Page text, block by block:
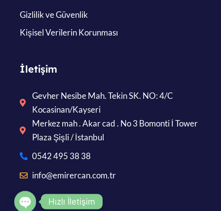
Gizlilik ve Güvenlik
Kişisel Verilerin Korunması
İletişim
Gevher Nesibe Mah. Tekin SK. NO: 4/C
Kocasinan/Kayseri
Merkez mah . Akar cad . No 3 Bomonti İ Tower
Plaza Şişli / İstanbul
0542 495 38 38
info@emirercan.com.tr
Hızlı İletişim